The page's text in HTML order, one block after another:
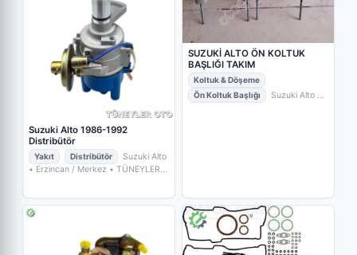
Suzuki Alto 1986-1992
Distribütör
Yakıt Distribütör
Suzuki Alto
• Erzincan / Merkez • TÜNEYLER
SUZUKİ ALTO ÖN KOLTUK
BAŞLIĞI TAKIM
Koltuk & Döşeme
Ön Koltuk Başlığı
Suzuki Alto •